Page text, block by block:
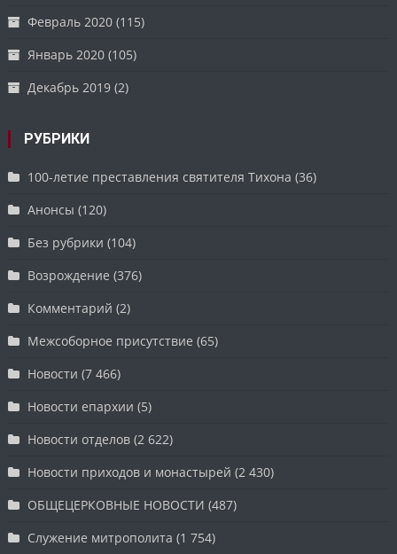
Февраль 2020 (115)
Январь 2020 (105)
Декабрь 2019 (2)
РУБРИКИ
100-летие преставления святителя Тихона (36)
Анонсы (120)
Без рубрики (104)
Возрождение (376)
Комментарий (2)
Межсоборное присутствие (65)
Новости (7 466)
Новости епархии (5)
Новости отделов (2 622)
Новости приходов и монастырей (2 430)
ОБЩЕЦЕРКОВНЫЕ НОВОСТИ (487)
Служение митрополита (1 754)